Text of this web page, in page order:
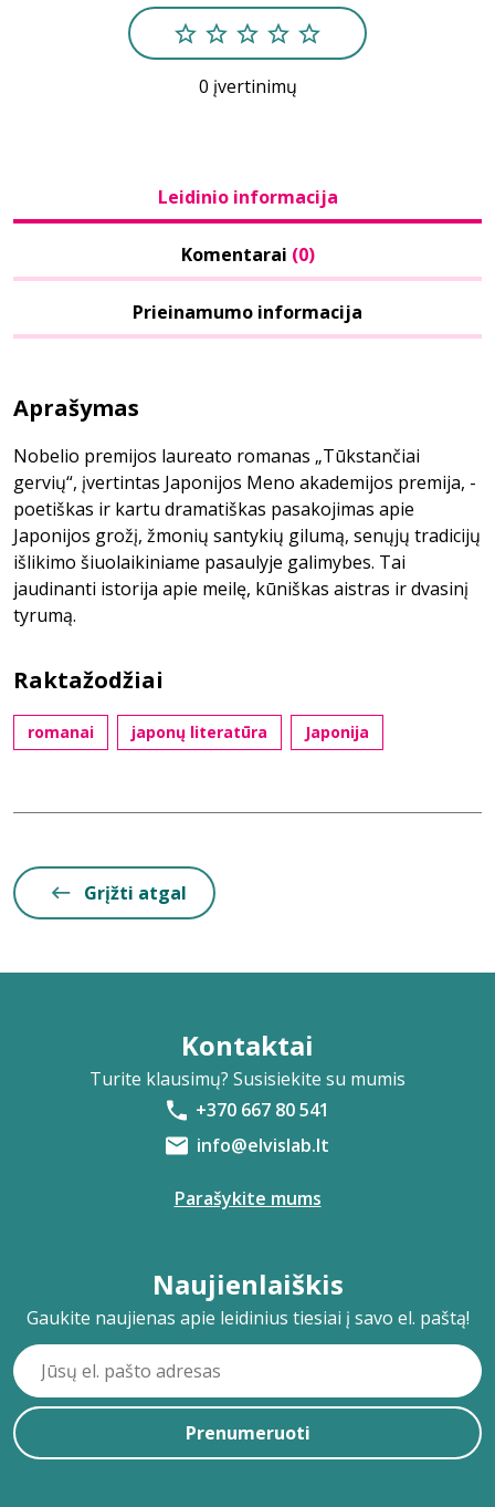
0 įvertinimų
Leidinio informacija
Komentarai (0)
Prieinamumo informacija
Aprašymas
Nobelio premijos laureato romanas „Tūkstančiai
gervių“, įvertintas Japonijos Meno akademijos premija, -
poetiškas ir kartu dramatiškas pasakojimas apie
Japonijos grožį, žmonių santykių gilumą, senųjų tradicijų
išlikimo šiuolaikiniame pasaulyje galimybes. Tai
jaudinanti istorija apie meilę, kūniškas aistras ir dvasinį
tyrumą.
Raktažodžiai
romanai japonų literatūra Japonija
Grįžti atgal
Kontaktai
Turite klausimų? Susisiekite su mumis
+370 667 80 541
info@elvislab.lt
Parašykite mums
Naujienlaiškis
Gaukite naujienas apie leidinius tiesiai į savo el. paštą!
Prenumeruoti